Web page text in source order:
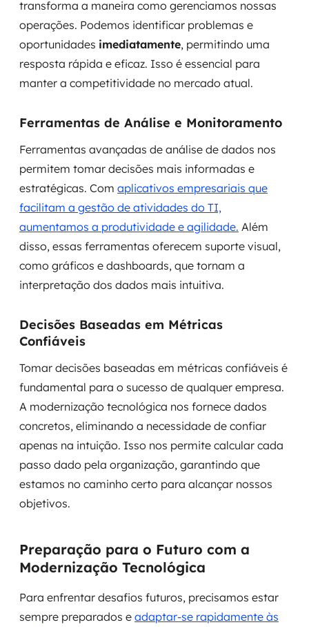
transforma a maneira como gerenciamos nossas
operações. Podemos identificar problemas e
oportunidades imediatamente, permitindo uma
resposta rápida e eficaz. Isso é essencial para
manter a competitividade no mercado atual.
Ferramentas de Análise e Monitoramento
Ferramentas avançadas de análise de dados nos
permitem tomar decisões mais informadas e
estratégicas. Com aplicativos empresariais que
facilitam a gestão de atividades do TI,
aumentamos a produtividade e agilidade. Além
disso, essas ferramentas oferecem suporte visual,
como gráficos e dashboards, que tornam a
interpretação dos dados mais intuitiva.
Decisões Baseadas em Métricas
Confiáveis
Tomar decisões baseadas em métricas confiáveis é
fundamental para o sucesso de qualquer empresa.
A modernização tecnológica nos fornece dados
concretos, eliminando a necessidade de confiar
apenas na intuição. Isso nos permite calcular cada
passo dado pela organização, garantindo que
estamos no caminho certo para alcançar nossos
objetivos.
Preparação para o Futuro com a
Modernização Tecnológica
Para enfrentar desafios futuros, precisamos estar
sempre preparados e adaptar-se rapidamente às